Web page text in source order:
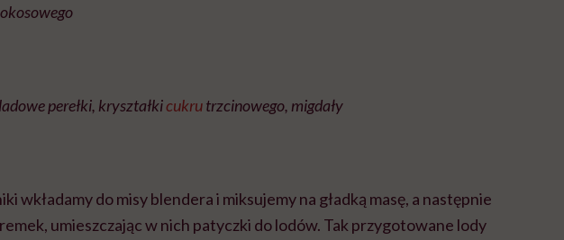
perełki, kryształkicukrutrzcinowego, migdały
wkładamy do misy blendera i miksujemy na gładką masę, a następnie
umieszczając w nich patyczki do lodów. Tak przygotowane lody